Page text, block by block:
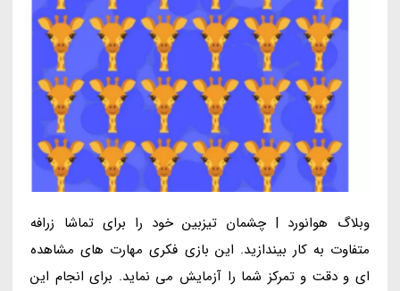
وبلاگ هوانورد | چشمان تیزبین خود را برای تماشا زرافه
متفاوت به کار بیندازید. این بازی فکری مهارت های مشاهده
ای و دقت و تمرکز شما را آزمایش می نماید. برای انجام این